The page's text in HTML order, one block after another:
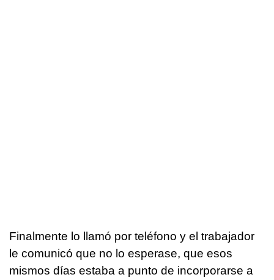
Finalmente lo llamó por teléfono y el trabajador
le comunicó que no lo esperase, que esos
mismos días estaba a punto de incorporarse a